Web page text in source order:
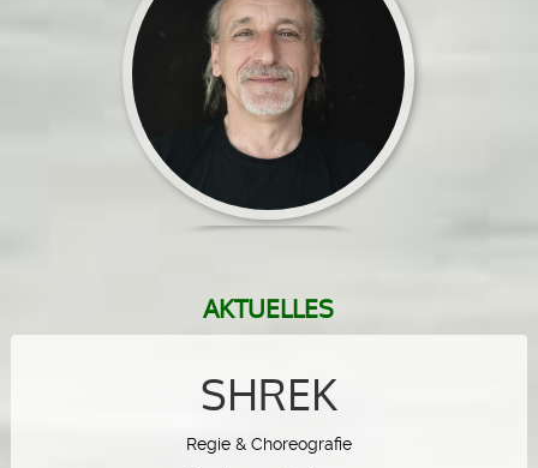
AKTUELLES
SHREK
Regie & Choreografie